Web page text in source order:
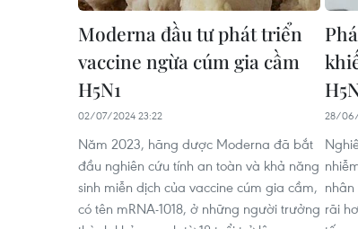
Moderna đầu tư phát triển
vaccine ngừa cúm gia cầm
H5N1
02/07/2024 23:22
Năm 2023, hãng dược Moderna đã bắt
đầu nghiên cứu tính an toàn và khả năng
sinh miễn dịch của vaccine cúm gia cầm,
có tên mRNA-1018, ở những người trưởng
28/06/
rãi